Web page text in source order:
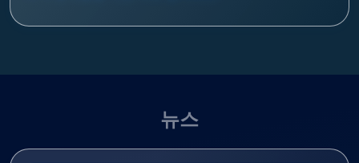
뉴스